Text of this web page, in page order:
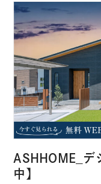
ASHHOME_デ
中】